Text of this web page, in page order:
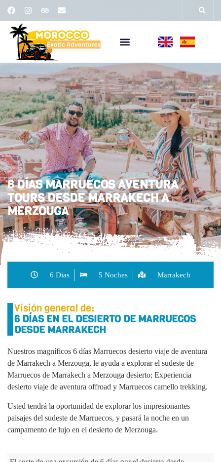
6 DÍAS MARRUECOS AVENTURA
TOURS DESDE MARRAKECH A
MERZOUGA
6 Dias 5 Noches Marrakech
Visión general de:
6 DÍAS EN EL DESIERTO DE MARRUECOS
DESDE MARRAKECH
Nuestros magníficos 6 días Marruecos desierto viaje de aventura
de Marrakech a Merzouga, le ayuda a explorar el sudeste de
Marruecos de Marrakech a Merzouga desierto; Experiencia
desierto viaje de aventura offroad y Marruecos camello trekking.
Usted tendrá la oportunidad de explorar los impresionantes
paisajes del sudeste de Marruecos, y pasará la noche en un
campamento de lujo en el desierto de Merzouga.